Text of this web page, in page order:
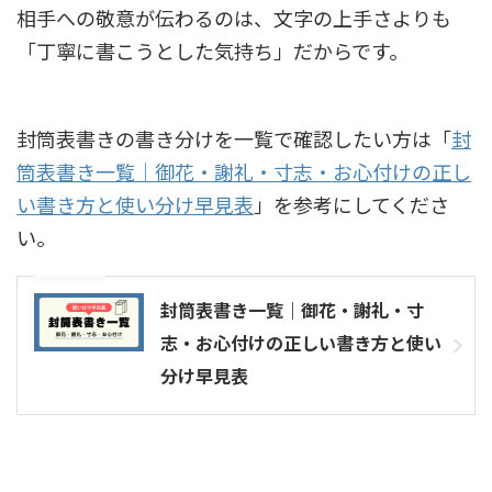
相手への敬意が伝わるのは、文字の上手さよりも
「丁寧に書こうとした気持ち」だからです。
封筒表書きの書き分けを一覧で確認したい方は「封
筒表書き一覧｜御花・謝礼・寸志・お心付けの正し
い書き方と使い分け早見表 」を参考にしてくださ
い。
封筒表書き一覧｜御花・謝礼・寸
志・お心付けの正しい書き方と使い
分け早見表